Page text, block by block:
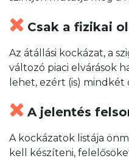
Csak a fizikai
Az átállási kockázat, a
változó piaci elvárások
lehet, ezért (is)
A jelentés
A kockázatok listája
kell készíteni,